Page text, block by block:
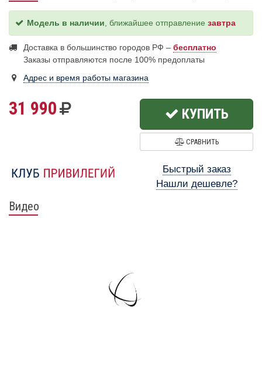
Модель в наличии , ближайшее отправление завтра
Доставка в большинство городов РФ – бесплатно
Заказы отправляются после 100% предоплаты
Адрес и время работы магазина
31 990 КУПИТЬ
СРАВНИТЬ
Быстрый заказ
Нашли дешевле?
Видео